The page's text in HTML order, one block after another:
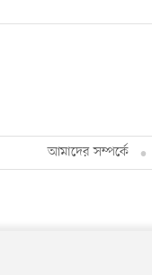
আমাদের সম্পর্কে